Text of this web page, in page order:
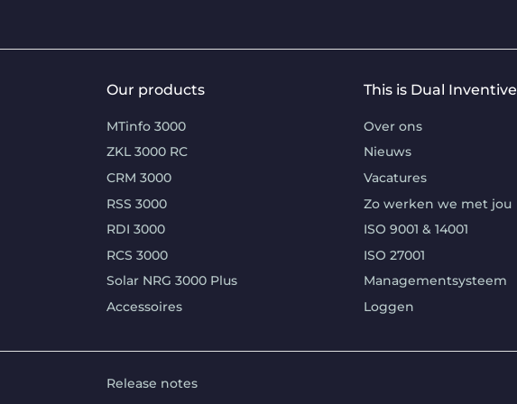
Our products
MTinfo 3000
ZKL 3000 RC
CRM 3000
RSS 3000
RDI 3000
RCS 3000
Solar NRG 3000 Plus
Accessoires
This is Dual Inventive
Over ons
Nieuws
Vacatures
Zo werken we met jou
ISO 9001 & 14001
ISO 27001
Managementsysteem
Loggen
Release notes